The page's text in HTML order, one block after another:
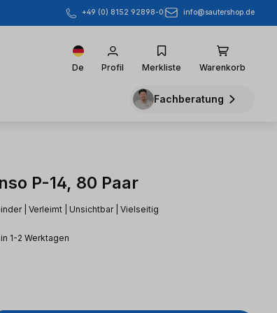
+49 (0) 8152 92898-0 info@sautershop.de
De Profil Merkliste Warenkorb
Fachberatung
P-14, 80 Paar
| Verleimt | Unsichtbar | Vielseitig
1-2 Werktagen